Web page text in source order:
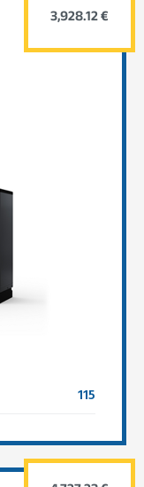
115
3,928.12 €